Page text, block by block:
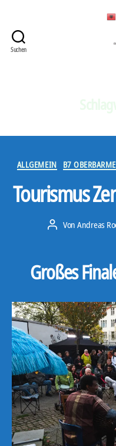
Suchen
ALLGEMEIN B7
Tourismus
Beitragsautor
Von Andreas
Großes